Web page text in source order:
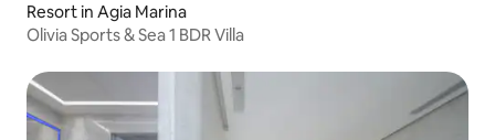
Resort in Agia Marina
Olivia Sports & Sea 1 BDR Villa